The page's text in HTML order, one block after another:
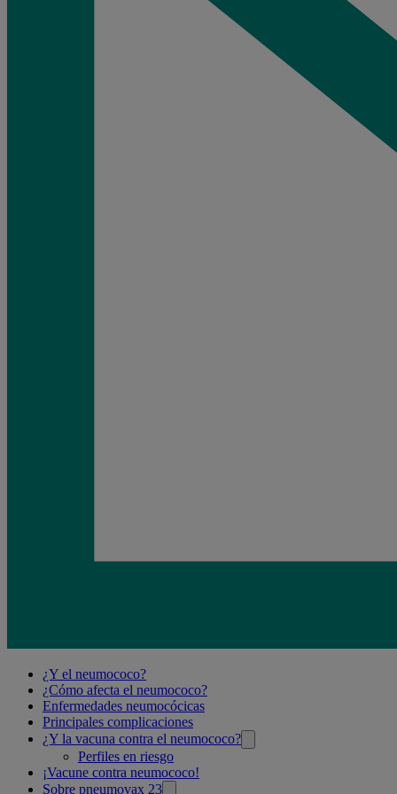
Related
pages
¿Y el neumococo?
¿Cómo afecta el neumococo?
Enfermedades neumocócicas
Principales complicaciones
¿Y la vacuna contra el neumococo?
Perfiles en riesgo
¡Vacune contra neumococo!
Sobre pneumovax 23